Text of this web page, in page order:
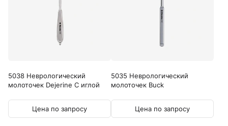
5038 Неврологический
молоточек Dejerine С иглой
Цена по запросу
5035 Неврологический
молоточек Buck
Цена по запросу